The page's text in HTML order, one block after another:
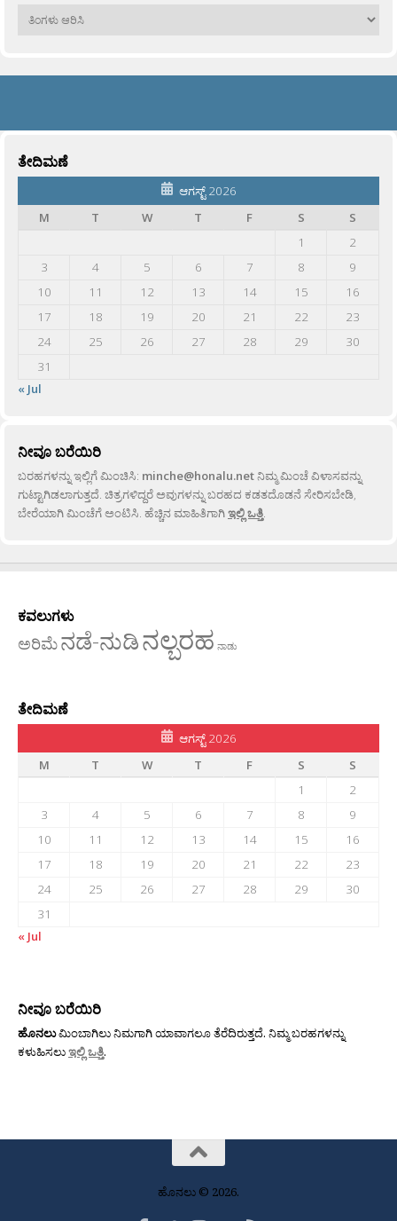
ಹಳೆಯವು
ತೇದಿಮಣೆ
ಆಗಸ್ಟ್ 2026
M
T W T F S
S
1
2
3
4 5 6 7 8
9
10
11 12 13 14 15
16
17
18 19 20 21 22
23
24
25 26 27 28 29
30
31
« Jul
ನೀವೂ ಬರೆಯಿರಿ
ಬರಹಗಳನ್ನು ಇಲ್ಲಿಗೆ ಮಿಂಚಿಸಿ: minche@honalu.netನಿಮ್ಮ ಮಿಂಚೆ ವಿಳಾಸವನ್ನು
ಗುಟ್ಟಾಗಿಡಲಾಗುತ್ತದೆ. ಚಿತ್ರಗಳಿದ್ದರೆ ಅವುಗಳನ್ನು ಬರಹದ ಕಡತದೊಡನೆ ಸೇರಿಸಬೇಡಿ,
ಬೇರೆಯಾಗಿ ಮಿಂಚೆಗೆ ಅಂಟಿಸಿ. ಹೆಚ್ಚಿನ ಮಾಹಿತಿಗಾಗಿಇಲ್ಲಿ ಒತ್ತಿ.
ಕವಲುಗಳು
ಅರಿಮೆನಡೆ-ನುಡಿನಲ್ಬರಹ ನಾಡು
ತೇದಿಮಣೆ
ಆಗಸ್ಟ್ 2026
M
T W T F S
S
1
2
3
4 5 6 7 8
9
10
11 12 13 14 15
16
17
18 19 20 21 22
23
24
25 26 27 28 29
30
31
« Jul
ನೀವೂ ಬರೆಯಿರಿ
ಹೊನಲುಮಿಂಬಾಗಿಲು ನಿಮಗಾಗಿ ಯಾವಾಗಲೂ ತೆರೆದಿರುತ್ತದೆ. ನಿಮ್ಮ ಬರಹಗಳನ್ನು
ಕಳುಹಿಸಲುಇಲ್ಲಿ ಒತ್ತಿ.
ಹೊನಲು © 2026.